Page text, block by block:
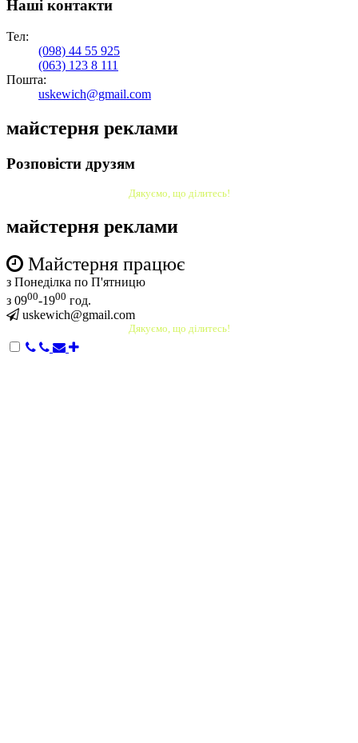
Наші контакти
Тел:
(098) 44 55 925
(063) 123 8 111
Пошта:
uskewich@gmail.com
майстерня реклами
Розповісти друзям
Дякуємо, що ділитесь!
майстерня реклами
Майстерня працює
з Понеділка по П'ятницю
з 0900-1900 год.
uskewich@gmail.com
Дякуємо, що ділитесь!